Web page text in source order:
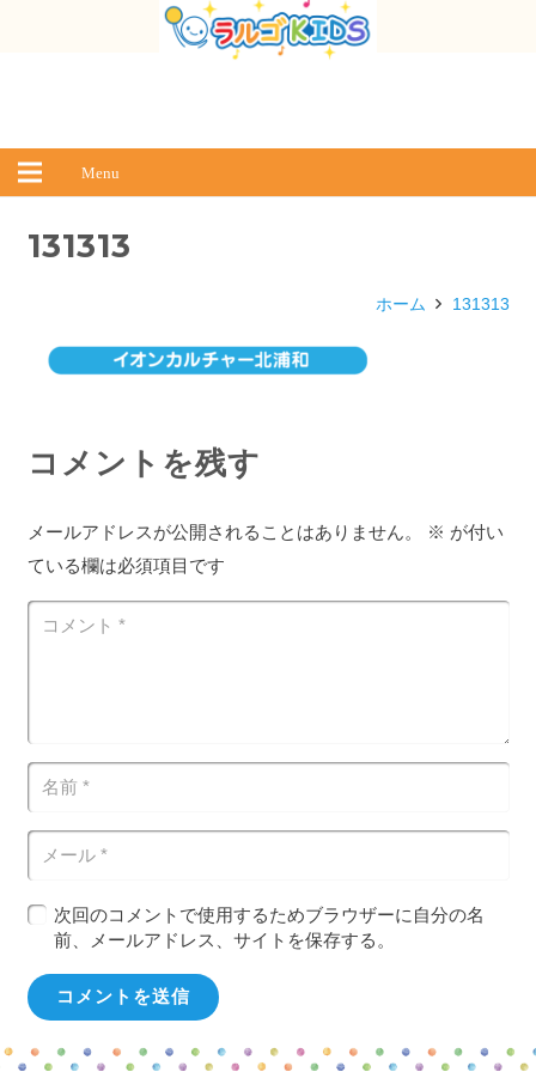
Menu
131313
ホーム 131313
コメントを残す
メールアドレスが公開されることはありません。 ※ が付い
ている欄は必須項目です
次回のコメントで使用するためブラウザーに自分の名
前、メールアドレス、サイトを保存する。
コメントを送信